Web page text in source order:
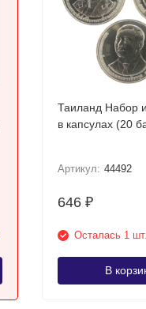
Таиланд Набор
в капсулах (20
Артикул: 44492
646₽
Осталась 1 шт.
В